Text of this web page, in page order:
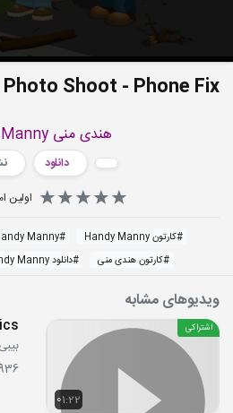
هندی منی Handy Manny
دانلود
اولین
#کارتون Handy Manny #
Manny
#کارتون هندی منی #دانلود Handy Manny
ویدیوهای مشابه
01:22
اشتراکی